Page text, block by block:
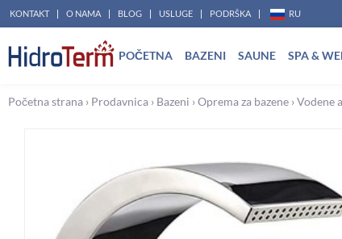
Pređi
sadržaj
KONTAKT O NAMA BLOG USLUGE PODRŠKA RU
POČETNA BAZENI SAUNE SPA &
Početna strana › Prodavnica › Bazeni ›Oprema za bazene ›Vodene